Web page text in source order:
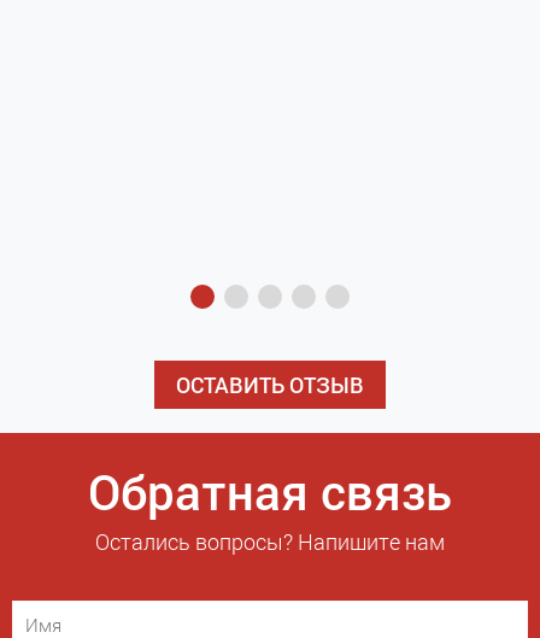
ОСТАВИТЬ ОТЗЫВ
Обратная связь
Остались вопросы? Напишите нам